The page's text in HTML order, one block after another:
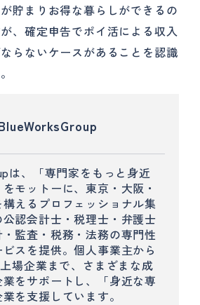
貯まりお得な暮らしができるの
、確定申告でポイ活による収入
らないケースがあることを認識
は、「専門家をもっと身近
モットーに、東京・大阪・
えるプロフェッショナル集
認会計士・税理士・弁護士
監査・税務・法務の専門性
スを提供。個人事業主から
場企業まで、さまざまな成
をサポートし、「身近な専
を支援しています。